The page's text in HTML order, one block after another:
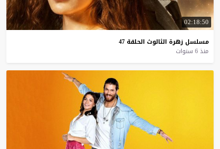
02:18:50
مسلسل زهرة الثالوث الحلقة 47
منذ 6 سنوات